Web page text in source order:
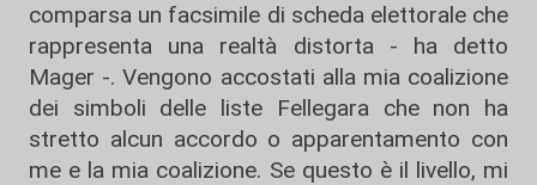
comparsa un facsimile di scheda elettorale che
rappresenta una realtà distorta - ha detto
Mager -. Vengono accostati alla mia coalizione
dei simboli delle liste Fellegara che non ha
stretto alcun accordo o apparentamento con
me e la mia coalizione. Se questo è il livello, mi